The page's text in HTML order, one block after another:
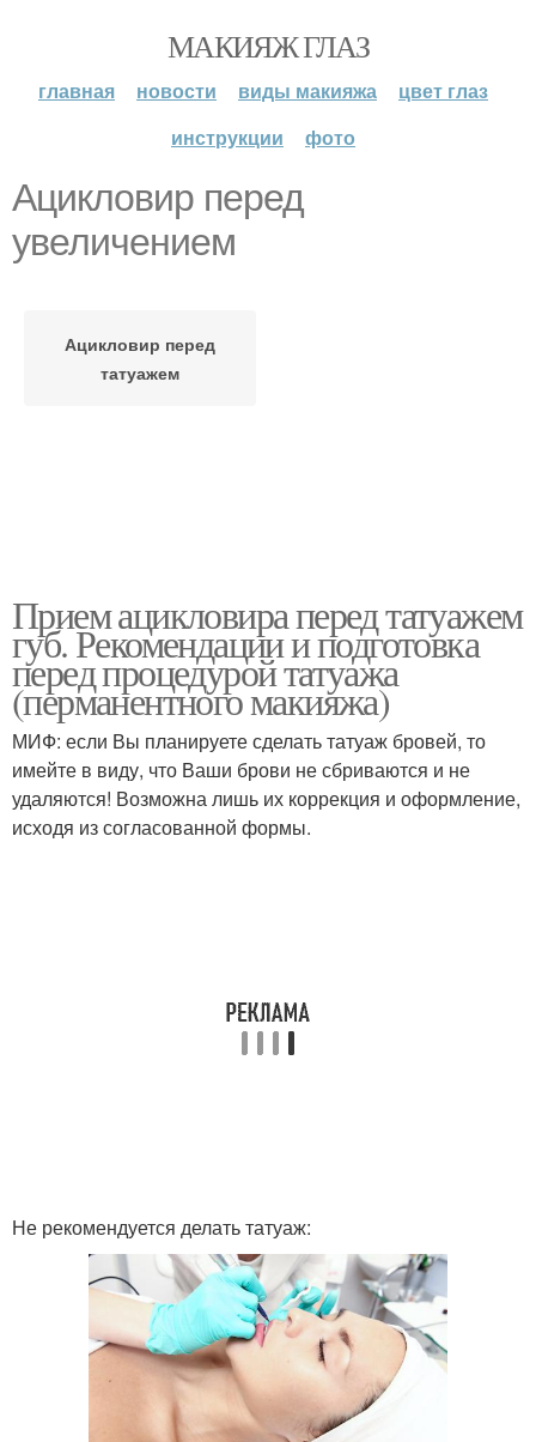
МАКИЯЖ ГЛАЗ
главная новости виды макияжа
цвет глаз
инструкции
фото
Ацикловир перед
увеличением
Ацикловир перед
татуажем
Прием ацикловира перед татуажем
губ. Рекомендации и подготовка
перед процедурой татуажа
(перманентного макияжа)
МИФ: если Вы планируете сделать татуаж бровей, то
имейте в виду, что Ваши брови не сбриваются и не
удаляются! Возможна лишь их коррекция и оформление,
исходя из согласованной формы.
Не рекомендуется делать татуаж: